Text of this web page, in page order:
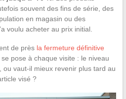
souvent des fins de série, des
en magasin ou des
voulu acheter au prix initial.
de près la fermeture définitive
pose à chaque visite : le niveau
ou vaut-il mieux revenir plus tard au
visé ?